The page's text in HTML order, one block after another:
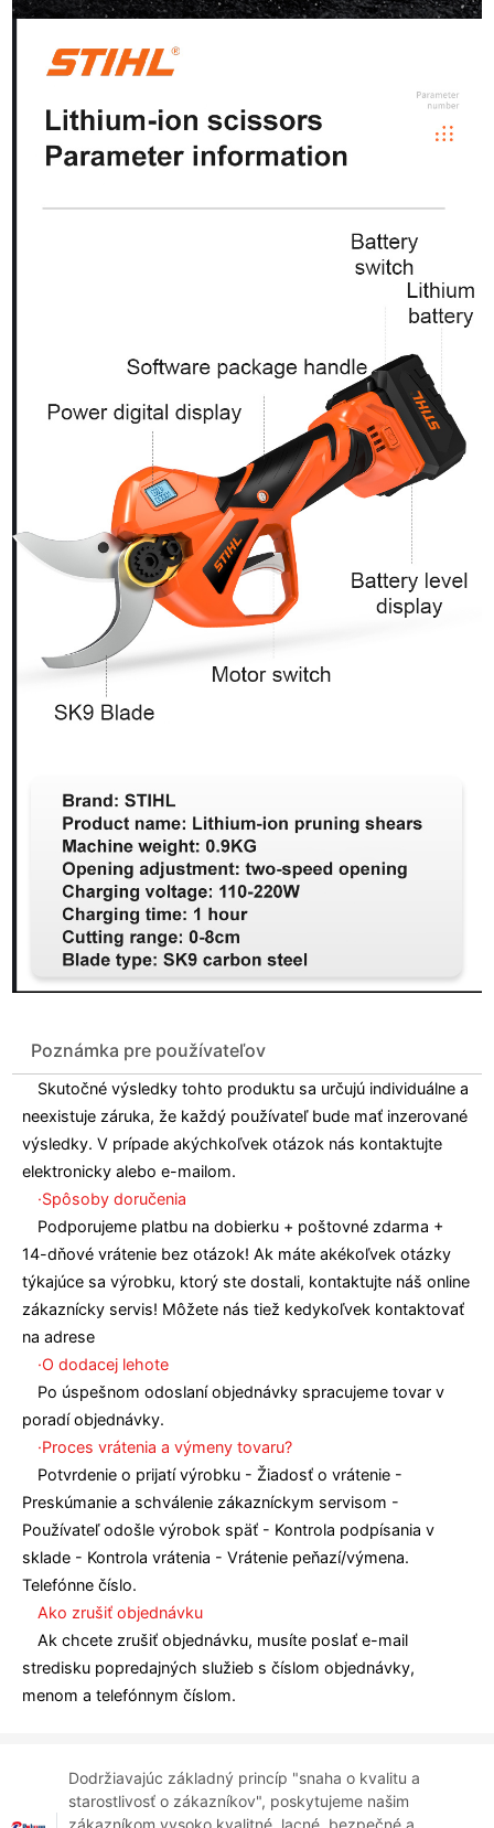
Poznámka pre používateľov
Skutočné výsledky tohto produktu sa určujú individuálne a
neexistuje záruka, že každý používateľ bude mať inzerované
výsledky. V prípade akýchkoľvek otázok nás kontaktujte
elektronicky alebo e-mailom.
·Spôsoby doručenia
Podporujeme platbu na dobierku + poštovné zdarma +
14-dňové vrátenie bez otázok! Ak máte akékoľvek otázky
týkajúce sa výrobku, ktorý ste dostali, kontaktujte náš online
zákaznícky servis! Môžete nás tiež kedykoľvek kontaktovať
na adrese
·O dodacej lehote
Po úspešnom odoslaní objednávky spracujeme tovar v
poradí objednávky.
·Proces vrátenia a výmeny tovaru?
Potvrdenie o prijatí výrobku - Žiadosť o vrátenie -
Preskúmanie a schválenie zákazníckym servisom -
Používateľ odošle výrobok späť - Kontrola podpísania v
sklade - Kontrola vrátenia - Vrátenie peňazí/výmena.
Telefónne číslo.
Ako zrušiť objednávku
Ak chcete zrušiť objednávku, musíte poslať e-mail
stredisku popredajných služieb s číslom objednávky,
menom a telefónnym číslom.
Dodržiavajúc základný princíp "snaha o kvalitu a
starostlivosť o zákazníkov", poskytujeme našim
zákazníkom vysoko kvalitné, lacné, bezpečné a